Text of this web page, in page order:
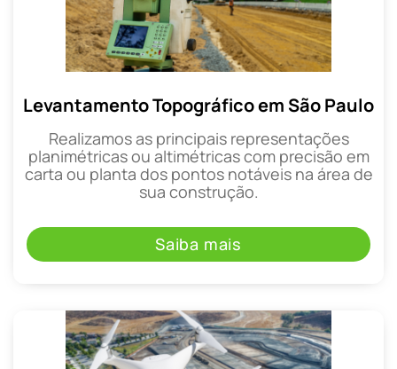
Levantamento Topográfico em São Paulo
Realizamos as principais representações
planimétricas ou altimétricas com precisão em
carta ou planta dos pontos notáveis na área de
sua construção.
Saiba mais